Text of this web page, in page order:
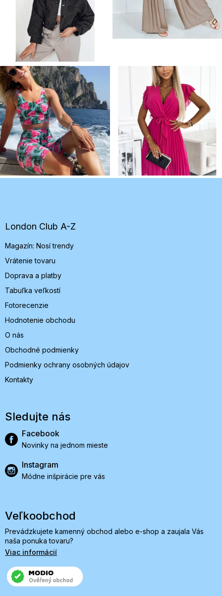
e
London Club A-Z
Magazín: Nosí trendy
Vrátenie tovaru
Doprava a platby
Tabuľka veľkostí
Fotorecenzie
Hodnotenie obchodu
O nás
Obchodné podmienky
Podmienky ochrany osobných údajov
Kontakty
Sledujte nás
Facebook
Novinky na jednom mieste
Instagram
Módne inšpirácie pre vás
Veľkoobchod
Prevádzkujete kamenný obchod alebo e-shop a zaujala Vás
naša ponuka tovaru?
Viac informácií